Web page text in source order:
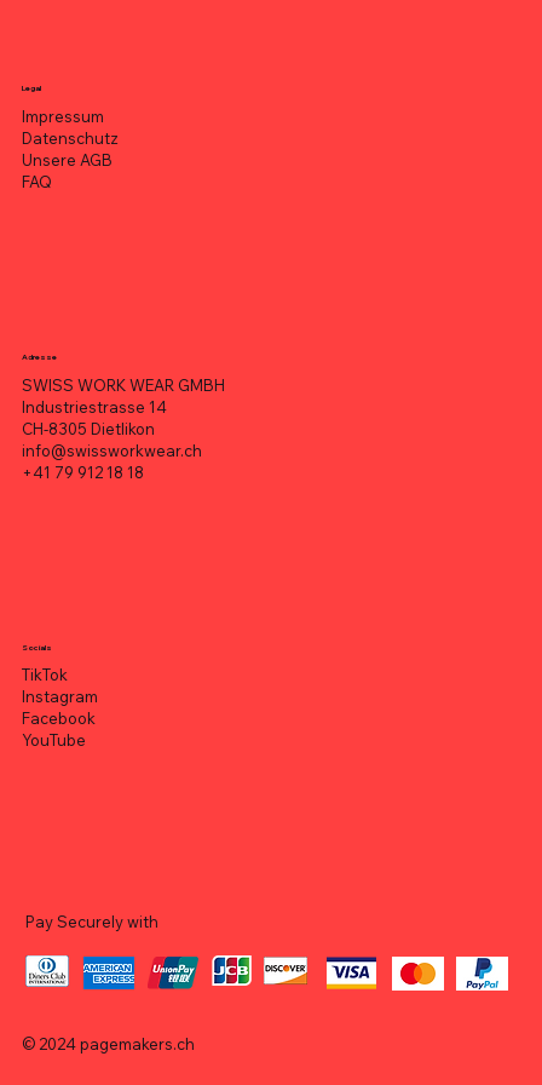
Legal
Impressum
Datenschutz
Unsere AGB
FAQ
Adresse
SWISS WORK WEAR GMBH
Industriestrasse 14
CH-8305 Dietlikon
info@swissworkwear.ch
+41 79 912 18 18
Socials
TikTok
Instagram
Facebook
YouTube
Pay Securely with
© 2024pagemakers.ch